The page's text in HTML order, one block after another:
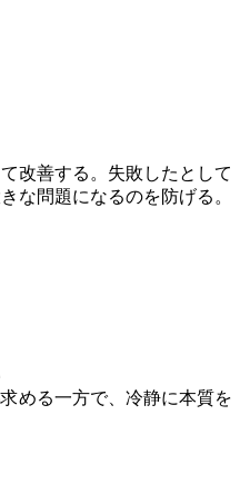
改善する。失敗したとして
な問題になるのを防げる。
める一方で、冷静に本質を